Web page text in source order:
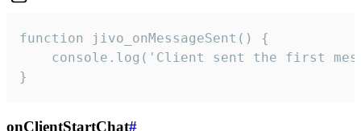
function jivo_onMessageSent() {
console.log('Client sent the first
}
onClientStartChat#